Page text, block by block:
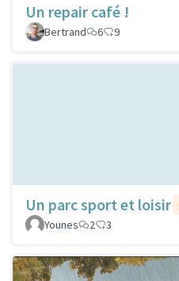
Un repair café !
Bertrand
6 9
Un parc sport et loisir
Younes
2 3